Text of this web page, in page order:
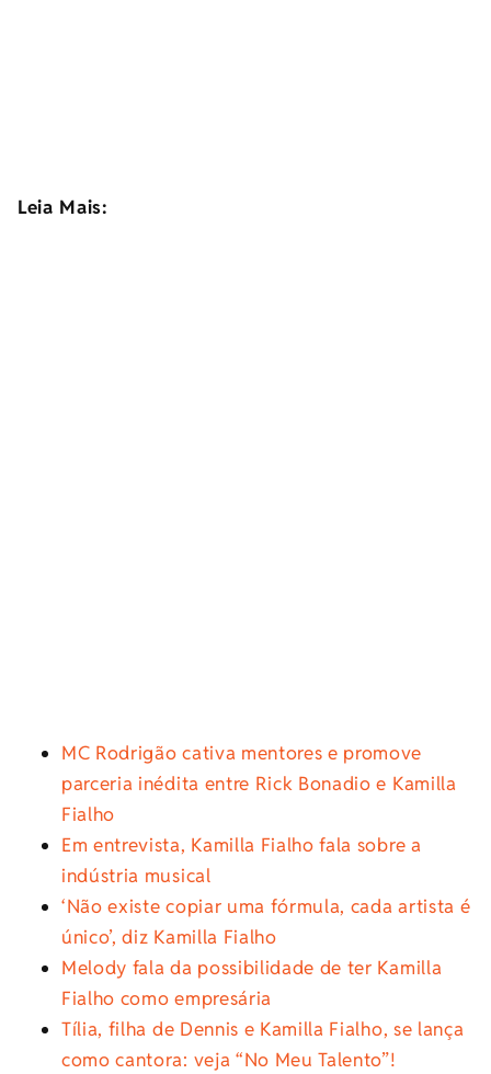
Leia Mais:
MC Rodrigão cativa mentores e promove
parceria inédita entre Rick Bonadio e Kamilla
Fialho
Em entrevista, Kamilla Fialho fala sobre a
indústria musical
‘Não existe copiar uma fórmula, cada artista é
único’, diz Kamilla Fialho
Melody fala da possibilidade de ter Kamilla
Fialho como empresária
Tília, filha de Dennis e Kamilla Fialho, se lança
como cantora: veja “No Meu Talento”!